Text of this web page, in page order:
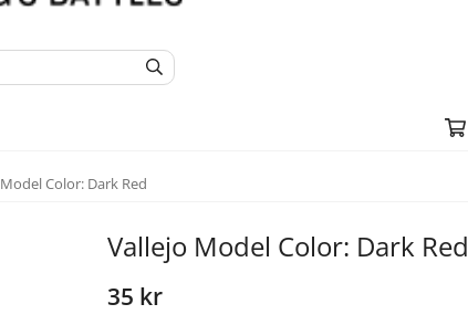
Model Color: Dark Red
Vallejo Model Color: Dark Red
35 kr